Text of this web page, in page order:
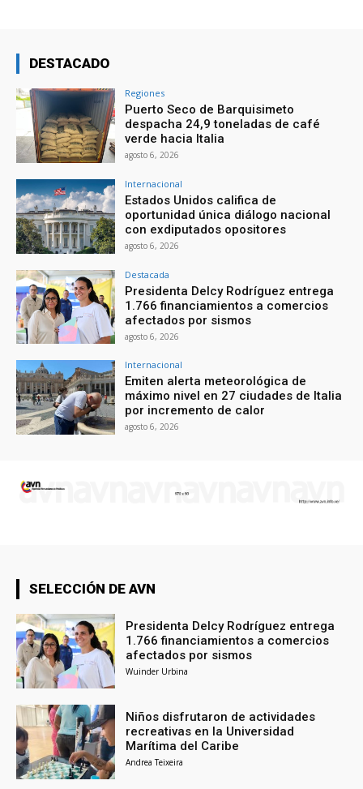
DESTACADO
Regiones
Puerto Seco de Barquisimeto
despacha 24,9 toneladas de café
verde hacia Italia
agosto 6, 2026
Internacional
Estados Unidos califica de
oportunidad única diálogo nacional
con exdiputados opositores
agosto 6, 2026
Destacada
Presidenta Delcy Rodríguez entrega
1.766 financiamientos a comercios
afectados por sismos
agosto 6, 2026
Internacional
Emiten alerta meteorológica de
máximo nivel en 27 ciudades de Italia
por incremento de calor
agosto 6, 2026
SELECCIÓN DE AVN
Presidenta Delcy Rodríguez entrega
1.766 financiamientos a comercios
afectados por sismos
Wuinder Urbina
Niños disfrutaron de actividades
recreativas en la Universidad
Marítima del Caribe
Andrea Teixeira